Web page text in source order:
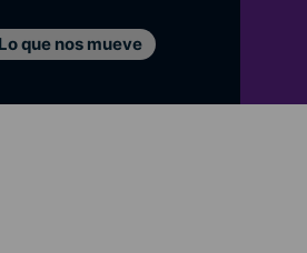
Lo que nos mueve